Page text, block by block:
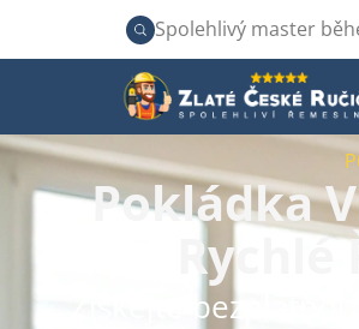
Spolehlivý master
Pokládka
Získejte